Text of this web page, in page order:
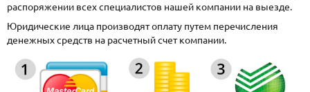
распоряжении всех специалистов нашей компании на выезде.
Юридические лица производят оплату путем перечисления
денежных средств на расчетный счет компании.